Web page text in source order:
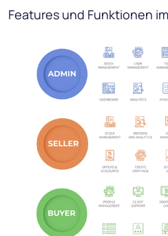
Features und Funktionen